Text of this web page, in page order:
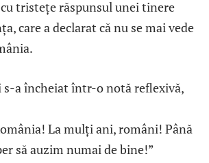
tristețe răspunsul unei tinere
care a declarat că nu se mai vede
s-a încheiat într-o notă reflexivă,
La mulți ani, români! Până
să auzim numai de bine!”